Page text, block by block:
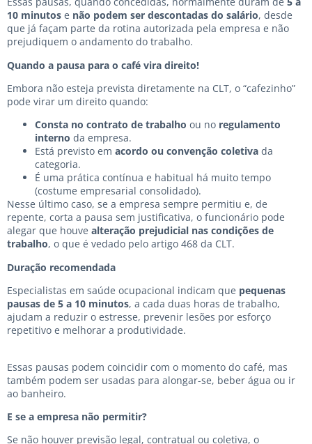
10 minutos e não podem ser descontadas do salário, desde
que já façam parte da rotina autorizada pela empresa e não
prejudiquem o andamento do trabalho.
Quando a pausa para o café vira direito!
Embora não esteja prevista diretamente na CLT, o “cafezinho”
pode virar um direito quando:
Consta no contrato de trabalho ou no regulamento
interno da empresa.
Está previsto em acordo ou convenção coletiva da
categoria.
É uma prática contínua e habitual há muito tempo
(costume empresarial consolidado).
Nesse último caso, se a empresa sempre permitiu e, de
repente, corta a pausa sem justificativa, o funcionário pode
alegar que houve alteração prejudicial nas condições de
trabalho, o que é vedado pelo artigo 468 da CLT.
Duração recomendada
Especialistas em saúde ocupacional indicam que pequenas
pausas de 5 a 10 minutos, a cada duas horas de trabalho,
ajudam a reduzir o estresse, prevenir lesões por esforço
repetitivo e melhorar a produtividade.
Essas pausas podem coincidir com o momento do café, mas
também podem ser usadas para alongar-se, beber água ou ir
ao banheiro.
E se a empresa não permitir?
Se não houver previsão legal, contratual ou coletiva, o